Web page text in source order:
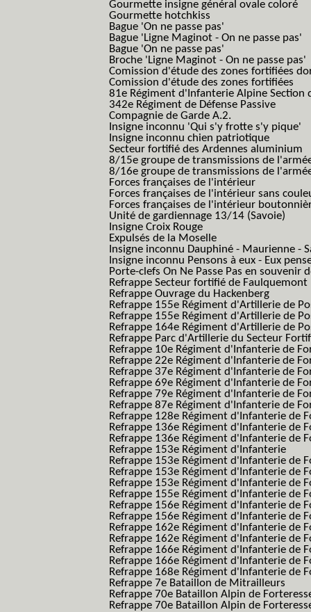
Gourmette insigne général ovale coloré
Gourmette hotchkiss
Bague 'On ne passe pas'
Bague 'Ligne Maginot - On ne passe pas'
Bague 'On ne passe pas'
Broche 'Ligne Maginot - On ne passe pas'
Comission d'étude des zones fortifiées
Comission d'étude des zones fortifiées
81e Régiment d'Infanterie Alpine Section
342e Régiment de Défense Passive
Compagnie de Garde A.2.
Insigne inconnu 'Qui s'y frotte s'y pique'
Insigne inconnu chien patriotique
Secteur fortifié des Ardennes aluminium
8/15e groupe de transmissions de
8/16e groupe de transmissions de
Forces françaises de l'intérieur
Forces françaises de l'intérieur sans
Forces françaises de l'intérieur
Unité de gardiennage 13/14 (Savoie)
Insigne Croix Rouge
Expulsés de la Moselle
Insigne inconnu Dauphiné - Maurienne -
Insigne inconnu Pensons à eux - Eux
Porte-clefs On Ne Passe Pas en souvenir
Refrappe Secteur fortifié de Faulquemont
Refrappe Ouvrage du Hackenberg
Refrappe 155e Régiment d'Artillerie de
Refrappe 155e Régiment d'Artillerie de
Refrappe 164e Régiment d'Artillerie de
Refrappe Parc d'Artillerie du Secteur
Refrappe 10e Régiment d'Infanterie de
Refrappe 22e Régiment d'Infanterie de
Refrappe 37e Régiment d'Infanterie de
Refrappe 69e Régiment d'Infanterie de
Refrappe 79e Régiment d'Infanterie de
Refrappe 87e Régiment d'Infanterie de
Refrappe 128e Régiment d'Infanterie de
Refrappe 136e Régiment d'Infanterie de
Refrappe 136e Régiment d'Infanterie de
Refrappe 153e Régiment d'Infanterie
Refrappe 153e Régiment d'Infanterie de
Refrappe 153e Régiment d'Infanterie de
Refrappe 153e Régiment d'Infanterie de
Refrappe 155e Régiment d'Infanterie de
Refrappe 156e Régiment d'Infanterie de
Refrappe 156e Régiment d'Infanterie de
Refrappe 162e Régiment d'Infanterie de
Refrappe 162e Régiment d'Infanterie de
Refrappe 166e Régiment d'Infanterie de
Refrappe 166e Régiment d'Infanterie de
Refrappe 168e Régiment d'Infanterie de
Refrappe 7e Bataillon de Mitrailleurs
Refrappe 70e Bataillon Alpin de
Refrappe 70e Bataillon Alpin de